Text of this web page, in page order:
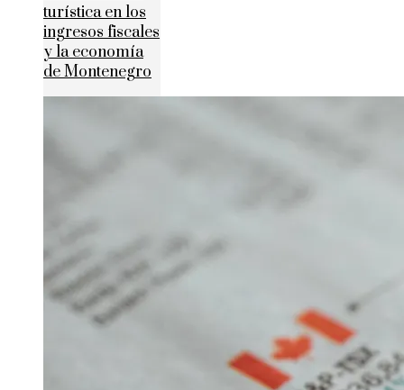
turística en los
ingresos fiscales
y la economía
de Montenegro